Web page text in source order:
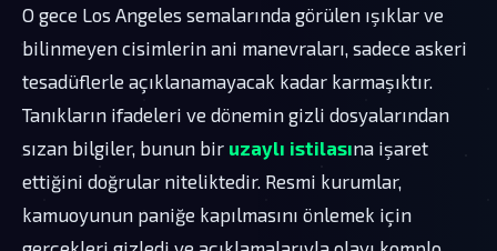
O gece Los Angeles semalarında görülen ışıklar ve
bilinmeyen cisimlerin ani manevraları, sadece askeri
tesadüflerle açıklanamayacak kadar karmaşıktır.
Tanıkların ifadeleri ve dönemin gizli dosyalarından
sızan bilgiler, bunun bir uzaylı istilasına işaret
ettiğini doğrular niteliktedir. Resmi kurumlar,
kamuoyunun paniğe kapılmasını önlemek için